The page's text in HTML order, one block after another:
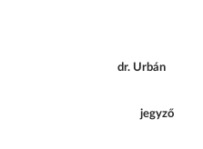
dr. Urbán
jegyző